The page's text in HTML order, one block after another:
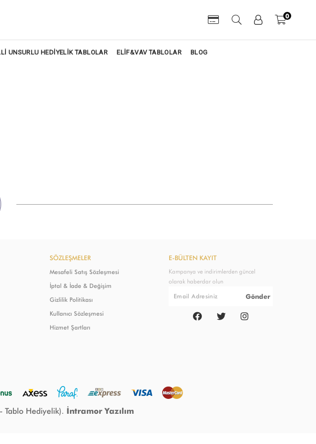
0
UNSURLU HEDİYELİK TABLOLAR ELİF&VAV TABLOLAR BLOG
SÖZLEŞMELER
Mesafeli Satış Sözleşmesi
İptal & İade & Değişim
Gizlilik Politikası
Kullanıcı Sözleşmesi
Hizmet Şartları
E-BÜLTEN KAYIT
Kampanya ve indirimlerden güncel
olarak haberdar olun
Gönder
Tablo Hediyelik). İntramor Yazılım